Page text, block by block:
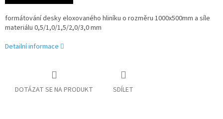
formátování desky eloxovaného hliníku o rozměru 1000x500mm a síle
materiálu 0,5/1,0/1,5/2,0/3,0 mm
Detailní informace
DOTÁZAT SE NA PRODUKT SDÍLET